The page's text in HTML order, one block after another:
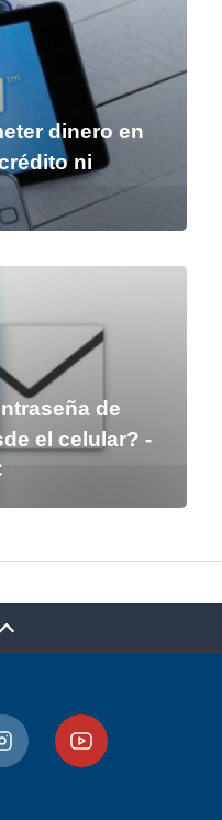
dinero en
ni
de
el celular? -